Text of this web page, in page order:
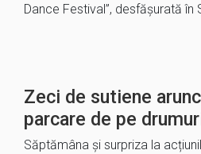
Dance Festival”, desfășurată în
Zeci de sutiene
parcare de pe
Săptămâna și surpriza la